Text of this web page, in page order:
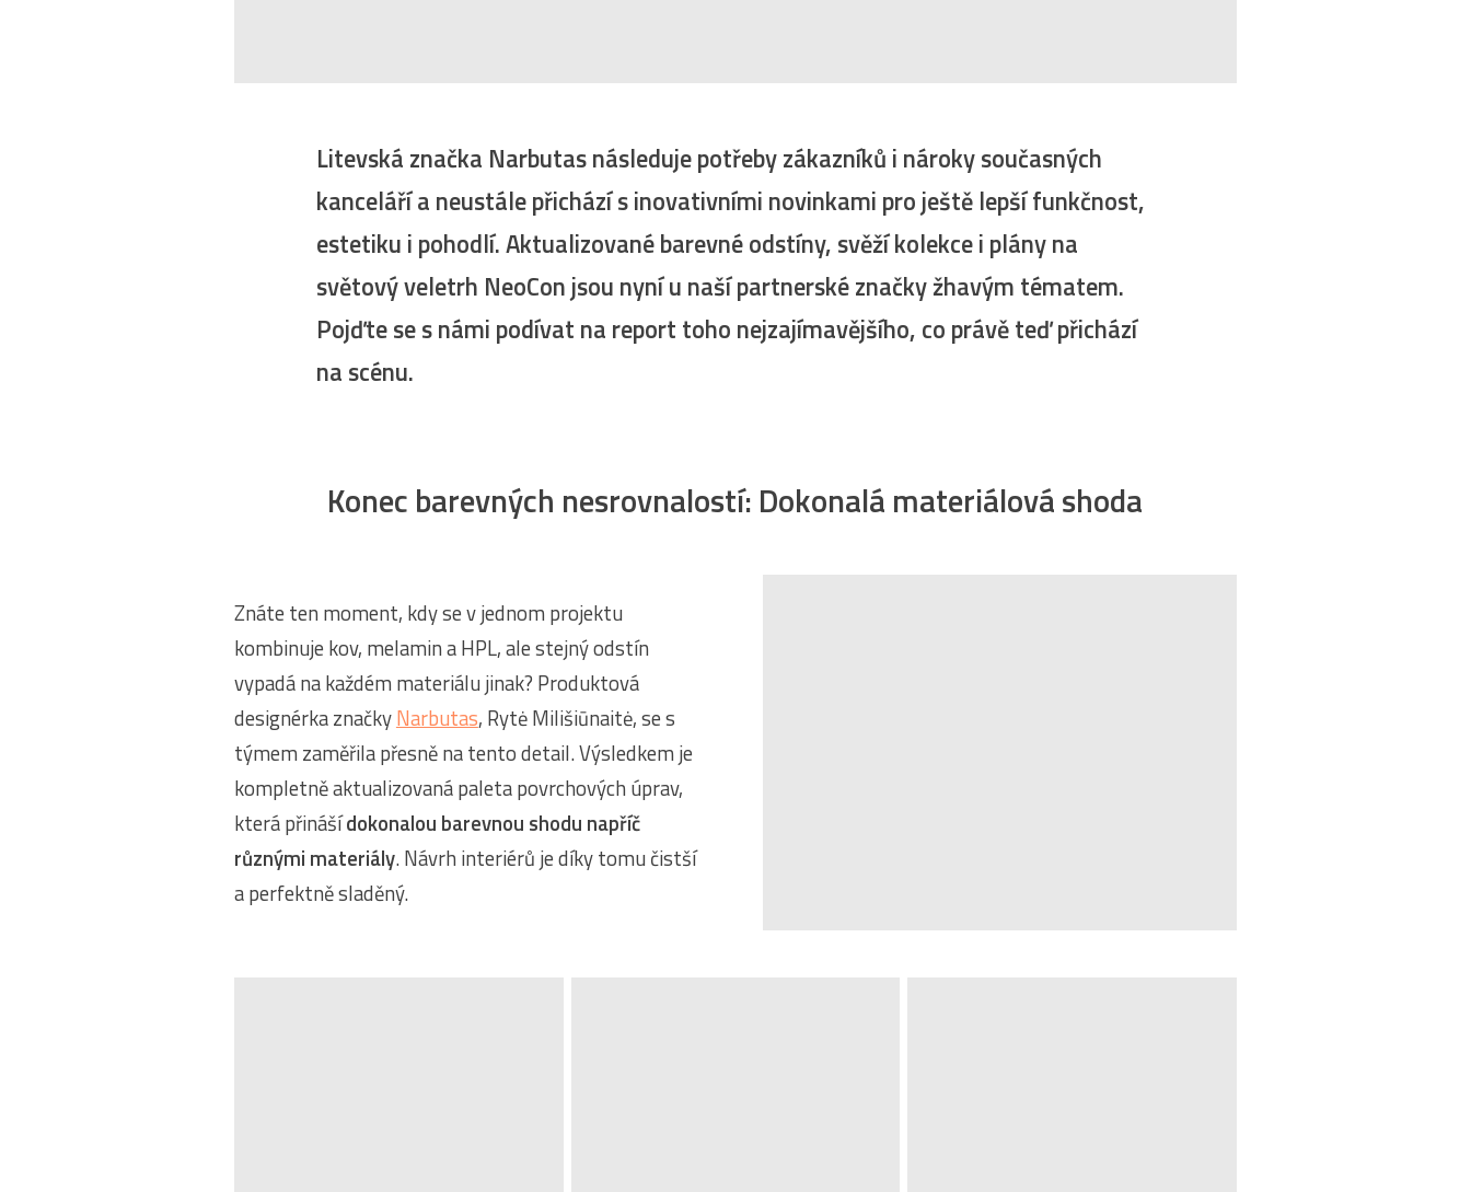
Litevská značka Narbutas následuje potřeby zákazníků i nároky současných
kanceláří a neustále přichází s inovativními novinkami pro ještě lepší funkčnost,
estetiku i pohodlí. Aktualizované barevné odstíny, svěží kolekce i plány na
světový veletrh NeoCon jsou nyní u naší partnerské značky žhavým tématem.
Pojďte se s námi podívat na report toho nejzajímavějšího, co právě teď přichází
na scénu.
Konec barevných nesrovnalostí: Dokonalá materiálová shoda
Znáte ten moment, kdy se v jednom projektu
kombinuje kov, melamin a HPL, ale stejný odstín
vypadá na každém materiálu jinak? Produktová
designérka značkyNarbutas, Rytė Milišiūnaitė, se s
týmem zaměřila přesně na tento detail. Výsledkem je
kompletně aktualizovaná paleta povrchových úprav,
která přinášídokonalou barevnou shodu napříč
různými materiály. Návrh interiérů je díky tomu čistší
a perfektně sladěný.